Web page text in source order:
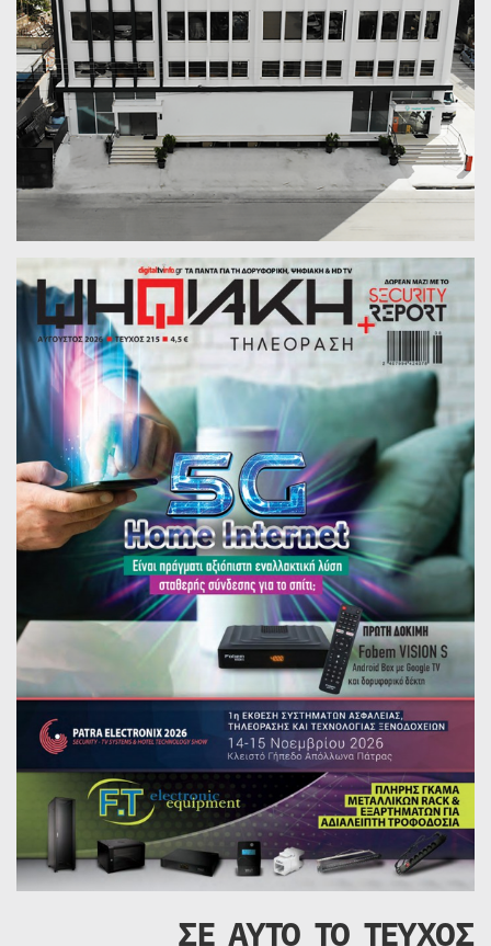
ΣΕ ΑΥΤΟ ΤΟ ΤΕΥΧΟΣ